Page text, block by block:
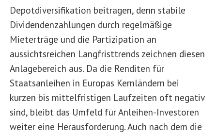
Depotdiversifikation beitragen, denn stabile
Dividendenzahlungen durch regelmäßige
Mieterträge und die Partizipation an
aussichtsreichen Langfristtrends zeichnen diesen
Anlagebereich aus. Da die Renditen für
Staatsanleihen in Europas Kernländern bei
kurzen bis mittelfristigen Laufzeiten oft negativ
sind, bleibt das Umfeld für Anleihen-Investoren
weiter eine Herausforderung. Auch nach dem die